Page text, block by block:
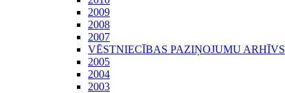
2009
2008
2007
VĒSTNIECĪBAS PAZIŅOJUMU ARHĪVS
2005
2004
2003